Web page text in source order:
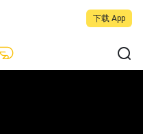
下载 App